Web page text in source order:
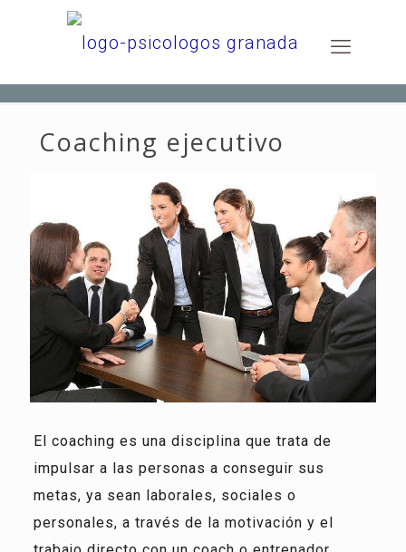
Coaching ejecutivo
El coaching es una disciplina que trata de
impulsar a las personas a conseguir sus
metas, ya sean laborales, sociales o
personales, a través de la motivación y el